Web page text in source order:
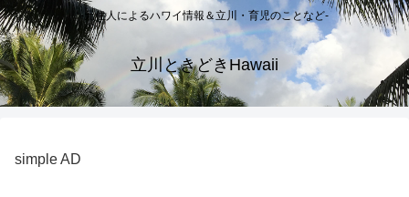
-元住人によるハワイ情報＆立川・育児のことなど-
立川ときどきHawaii
simple AD